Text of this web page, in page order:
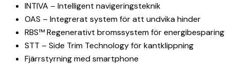
INTIVA – Intelligent navigeringsteknik
OAS – Integrerat system för att undvika hinder
RBS™ Regenerativt bromssystem för energibesparing
STT – Side Trim Technology för kantklippning
Fjärrstyrning med smartphone